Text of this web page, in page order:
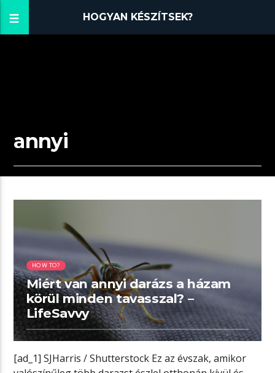
HOGYAN KÉSZÍTSEK?
annyi
HOW TO?
Miért van annyi darázs a házam
körül minden tavasszal? –
LifeSavvy
[ad_1] SJHarris / Shutterstock Ez az évszak, amikor